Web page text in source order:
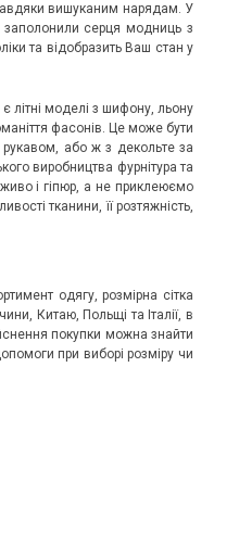
вишуканим нарядам. У
заполонили серця модниць з
та відобразить Ваш стан у
літні моделі з шифону, льону
фасонів. Це може бути
або ж з декольте за
виробництва фурнітура та
і гіпюр, а не приклеюємо
тканини, її розтяжність,
одягу, розмірна сітка
Китаю, Польщі та Італії, в
покупки можна знайти
при виборі розміру чи